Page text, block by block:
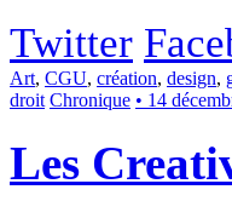
Twitter
Art, CGU, création, design,
droit Chronique • 14
Les